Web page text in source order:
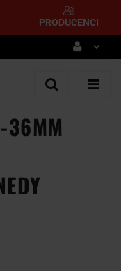
PRODUCENCI
Zaloguj się
Dodaj zgłoszenie
36MM